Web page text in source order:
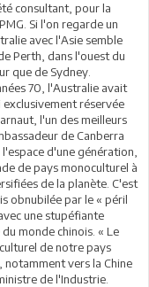
consultant, pour la
Si l'on regarde un
avec l'Asie semble
Perth, dans l'ouest du
que de Sydney.
70, l'Australie avait
réservée
l'un des meilleurs
de Canberra
d'une génération,
de pays monoculturel à
de la planète. C'est
obnubilée par le « péril
une stupéfiante
monde chinois. « Le
de notre pays
notamment vers la Chine
de l'Industrie.